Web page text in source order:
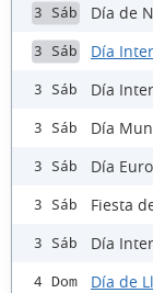
3 Sáb Día de
3 Sáb Día
3 Sáb Día
3 Sáb Día
3 Sáb Día
3 Sáb Fiesta
3 Sáb Día
4 Dom Día de